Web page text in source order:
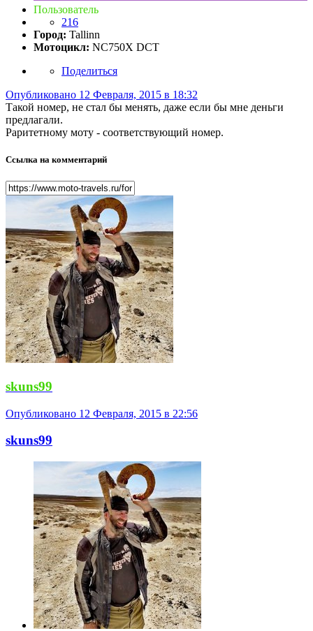
Пользователь
216
Город: Tallinn
Мотоцикл: NC750X DCT
Поделиться
Опубликовано 12 Февраля, 2015 в 18:32
Такой номер, не стал бы менять, даже если бы мне деньги
предлагали.
Раритетному моту - соответствующий номер.
Ссылка на комментарий
skuns99
Опубликовано 12 Февраля, 2015 в 22:56
skuns99